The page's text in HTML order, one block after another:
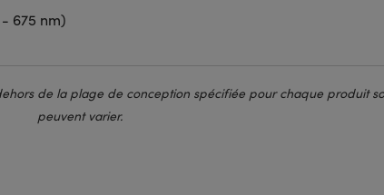
675 nm)
de la plage de conception spécifiée pour chaque produit
peuvent varier.